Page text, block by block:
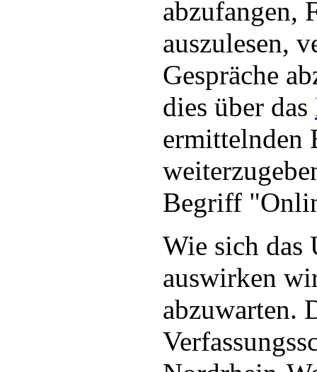
abzufangen,
auszulesen,
Gespräche
dies über das
ermittelnden
Begriff
Wie sich das
auswirken
abzuwarten.